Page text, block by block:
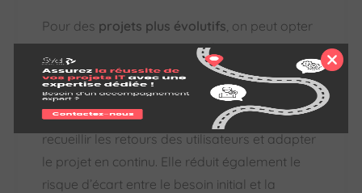
Pour des projets plus évolutifs, on peut opter
pour davantage deflexibilité, avec des
interactions plus fréquentes entre le MOA et le
MOE. Cette approche offre plus de possibilités
pour tester rapidement des fonctionnalités,
recueillir les retours des utilisateurs et adapter
le projet en continu. Elle réduit également le
risque d’écart entre le besoin initial et la